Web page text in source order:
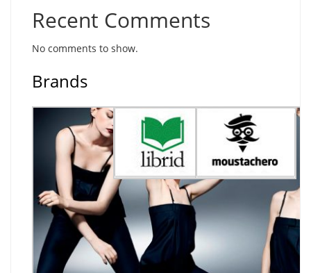
Recent Comments
No comments to show.
Brands